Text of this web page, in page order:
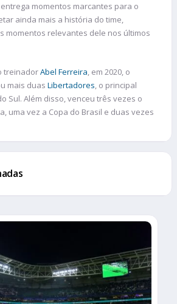
momentos marcantes para o
ainda mais a história do time,
momentos relevantes dele nos últimos
treinadorAbel Ferreira, em 2020, o
mais duas Libertadores, o principal
Sul. Além disso, venceu três vezes o
uma vez a Copa do Brasil e duas vezes